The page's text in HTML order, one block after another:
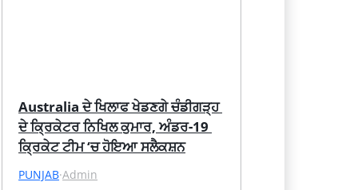
Australia ਦੇ ਖਿਲਾਫ ਖੇਡਣਗੇ ਚੰਡੀਗੜ੍ਹ
ਦੇ ਕ੍ਰਿਕੇਟਰ ਨਿਖਿਲ ਕੁਮਾਰ, ਅੰਡਰ-19
ਕ੍ਰਿਕੇਟ ਟੀਮ ‘ਚ ਹੋਇਆ ਸਲੈਕਸ਼ਨ
PUNJAB·Admin